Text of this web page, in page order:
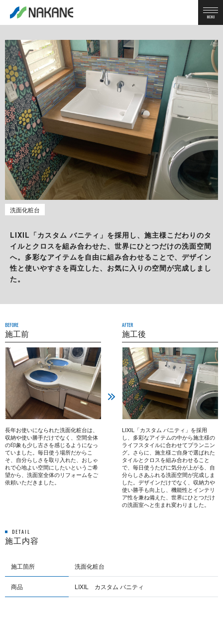
MENU
洗面化粧台
LIXIL「カスタム バニティ」を採用し、施主様こだわりのタ
イルとクロスを組み合わせた、世界にひとつだけの洗面空間
へ。多彩なアイテムを自由に組み合わせることで、デザイン
性と使いやすさを両立した、お気に入りの空間が完成しまし
た。
BEFORE
施工前
長年お使いになられた洗面化粧台は、
収納や使い勝手だけでなく、空間全体
の印象も少し古さを感じるようになっ
ていました。毎日使う場所だからこ
そ、自分らしさを取り入れた、おしゃ
れで心地よい空間にしたいというご希
望から、洗面室全体のリフォームをご
依頼いただきました。
AFTER
施工後
LIXIL「カスタム バニティ」を採用
し、多彩なアイテムの中から施主様の
ライフスタイルに合わせてプランニン
グ。さらに、施主様ご自身で選ばれた
タイルとクロスを組み合わせること
で、毎日使うたびに気分が上がる、自
分らしさあふれる洗面空間が完成しま
した。デザインだけでなく、収納力や
使い勝手も向上し、機能性とインテリ
ア性を兼ね備えた、世界にひとつだけ
の洗面室へと生まれ変わりました。
DETAIL
施工内容
施工箇所 洗面化粧台
商品 LIXIL カスタム バニティ